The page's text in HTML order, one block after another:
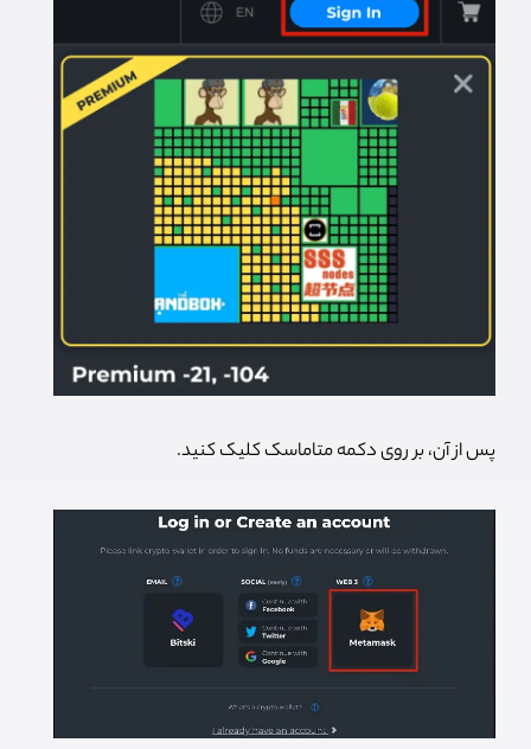
پس از آن، بر روی دکمه متاماسک کلیک کنید.